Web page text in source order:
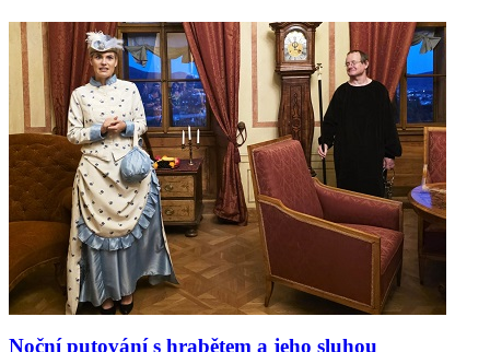
Noční putování s hrabětem a jeho sluhou